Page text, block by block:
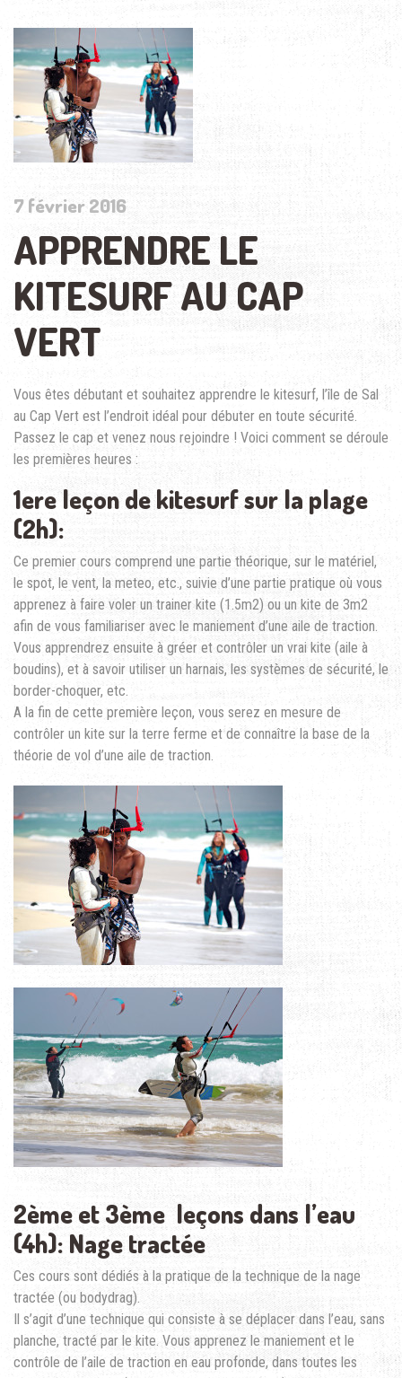
7 février 2016
APPRENDRE LE
KITESURF AU CAP
VERT
Vous êtes débutant et souhaitez apprendre le kitesurf, l’île de Sal
au Cap Vert est l’endroit idéal pour débuter en toute sécurité.
Passez le cap et venez nous rejoindre ! Voici comment se déroule
les premières heures :
1ere leçon de kitesurf sur la plage
(2h):
Ce premier cours comprend une partie théorique, sur le matériel,
le spot, le vent, la meteo, etc., suivie d’une partie pratique où vous
apprenez à faire voler un trainer kite (1.5m2) ou un kite de 3m2
afin de vous familiariser avec le maniement d’une aile de traction.
Vous apprendrez ensuite à gréer et contrôler un vrai kite (aile à
boudins), et à savoir utiliser un harnais, les systèmes de sécurité, le
border-choquer, etc.
A la fin de cette première leçon, vous serez en mesure de
contrôler un kite sur la terre ferme et de connaître la base de la
théorie de vol d’une aile de traction.
2ème et 3ème leçons dans l’eau
(4h): Nage tractée
Ces cours sont dédiés à la pratique de la technique de la nage
tractée (ou bodydrag).
Il s’agit d’une technique qui consiste à se déplacer dans l’eau, sans
planche, tracté par le kite. Vous apprenez le maniement et le
contrôle de l’aile de traction en eau profonde, dans toutes les